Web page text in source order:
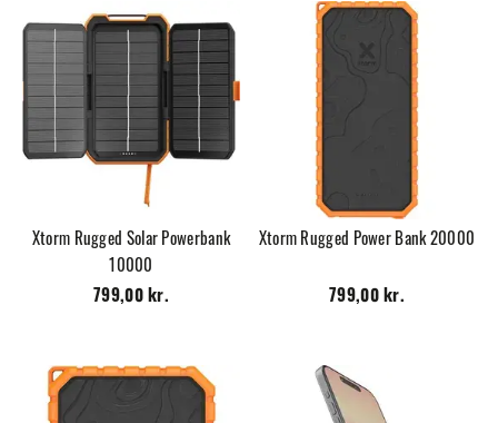
Xtorm Rugged Solar Powerbank
10000
799,00 kr.
Xtorm Rugged Power Bank 20000
799,00 kr.